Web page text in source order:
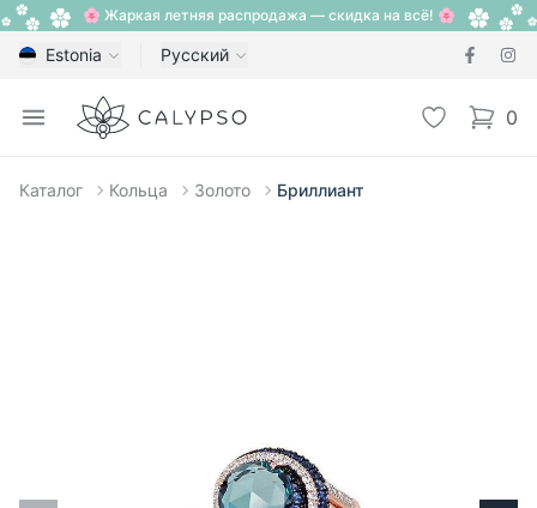
🌸 Жаркая летняя распродажа — скидка на всё! 🌸
Estonia Русский
Open menu
Calypso Избранное
0
items
Каталог Кольца Золото Бриллиант